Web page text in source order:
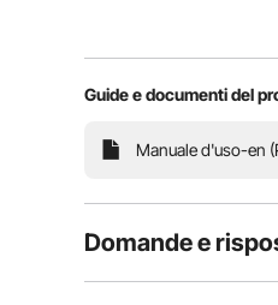
Guide e documenti del
Manuale d'uso-en
Domande e